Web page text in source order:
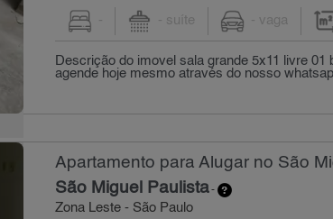
- - suíte - vaga
Descrição do imovel sala grande 5x11 livre 01
agende hoje mesmo através do nosso
Apartamento para Alugar no São
São Miguel Paulista-
Zona Leste - São Paulo